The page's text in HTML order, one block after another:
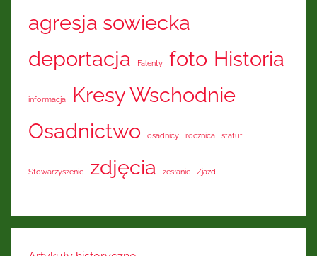
agresja sowiecka
deportacja
Falenty foto Historia
informacja
Kresy Wschodnie
Osadnictwo
osadnicy rocznica statut
Stowarzyszenie zdjęcia zesłanie Zjazd